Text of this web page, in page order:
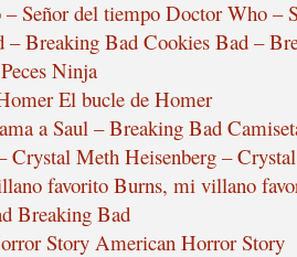
Doctor Who –
Cookies Bad –
Peces Ninja
El bucle de Homer
Heisenberg –
Burns, mi villano
Breaking Bad
American Horror Story